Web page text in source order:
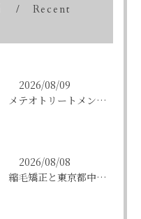
Recent
2026/08/09
メテオトリートメントで東京都中央区銀座の髪質改善を成功させる方法と施術選びのコツ
2026/08/08
縮毛矯正と東京都中央区銀座で叶える髪質改善のポイントと理想の仕上がりを徹底解説